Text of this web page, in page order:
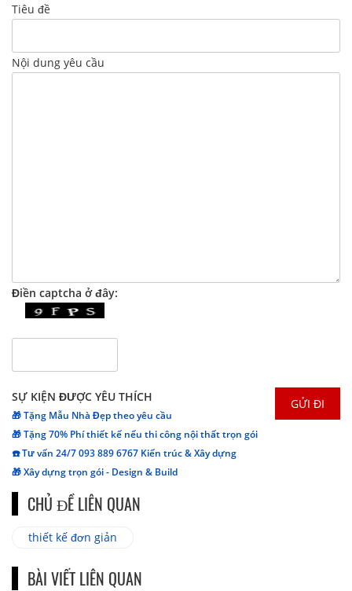
Tiêu đề
Nội dung yêu cầu
Điền captcha ở đây:
SỰ KIỆN ĐƯỢC YÊU THÍCH
🎁 Tặng Mẫu Nhà Đẹp theo yêu cầu
🎁 Tặng 70% Phí thiết kế nếu thi công nội thất trọn gói
☎️ Tư vấn 24/7 093 889 6767 Kiến trúc & Xây dựng
🎁 Xây dựng trọn gói - Design & Build
CHỦ ĐỀ LIÊN QUAN
thiết kế đơn giản
BÀI VIẾT LIÊN QUAN